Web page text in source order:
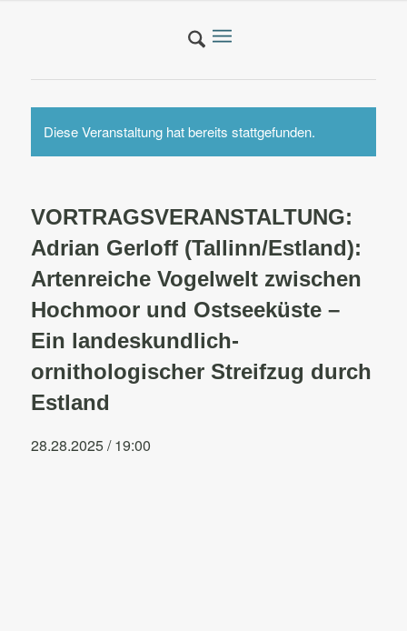
Diese Veranstaltung hat bereits stattgefunden.
VORTRAGSVERANSTALTUNG:
Adrian Gerloff (Tallinn/Estland):
Artenreiche Vogelwelt zwischen
Hochmoor und Ostseeküste –
Ein landeskundlich-
ornithologischer Streifzug durch
Estland
28.28.2025 / 19:00